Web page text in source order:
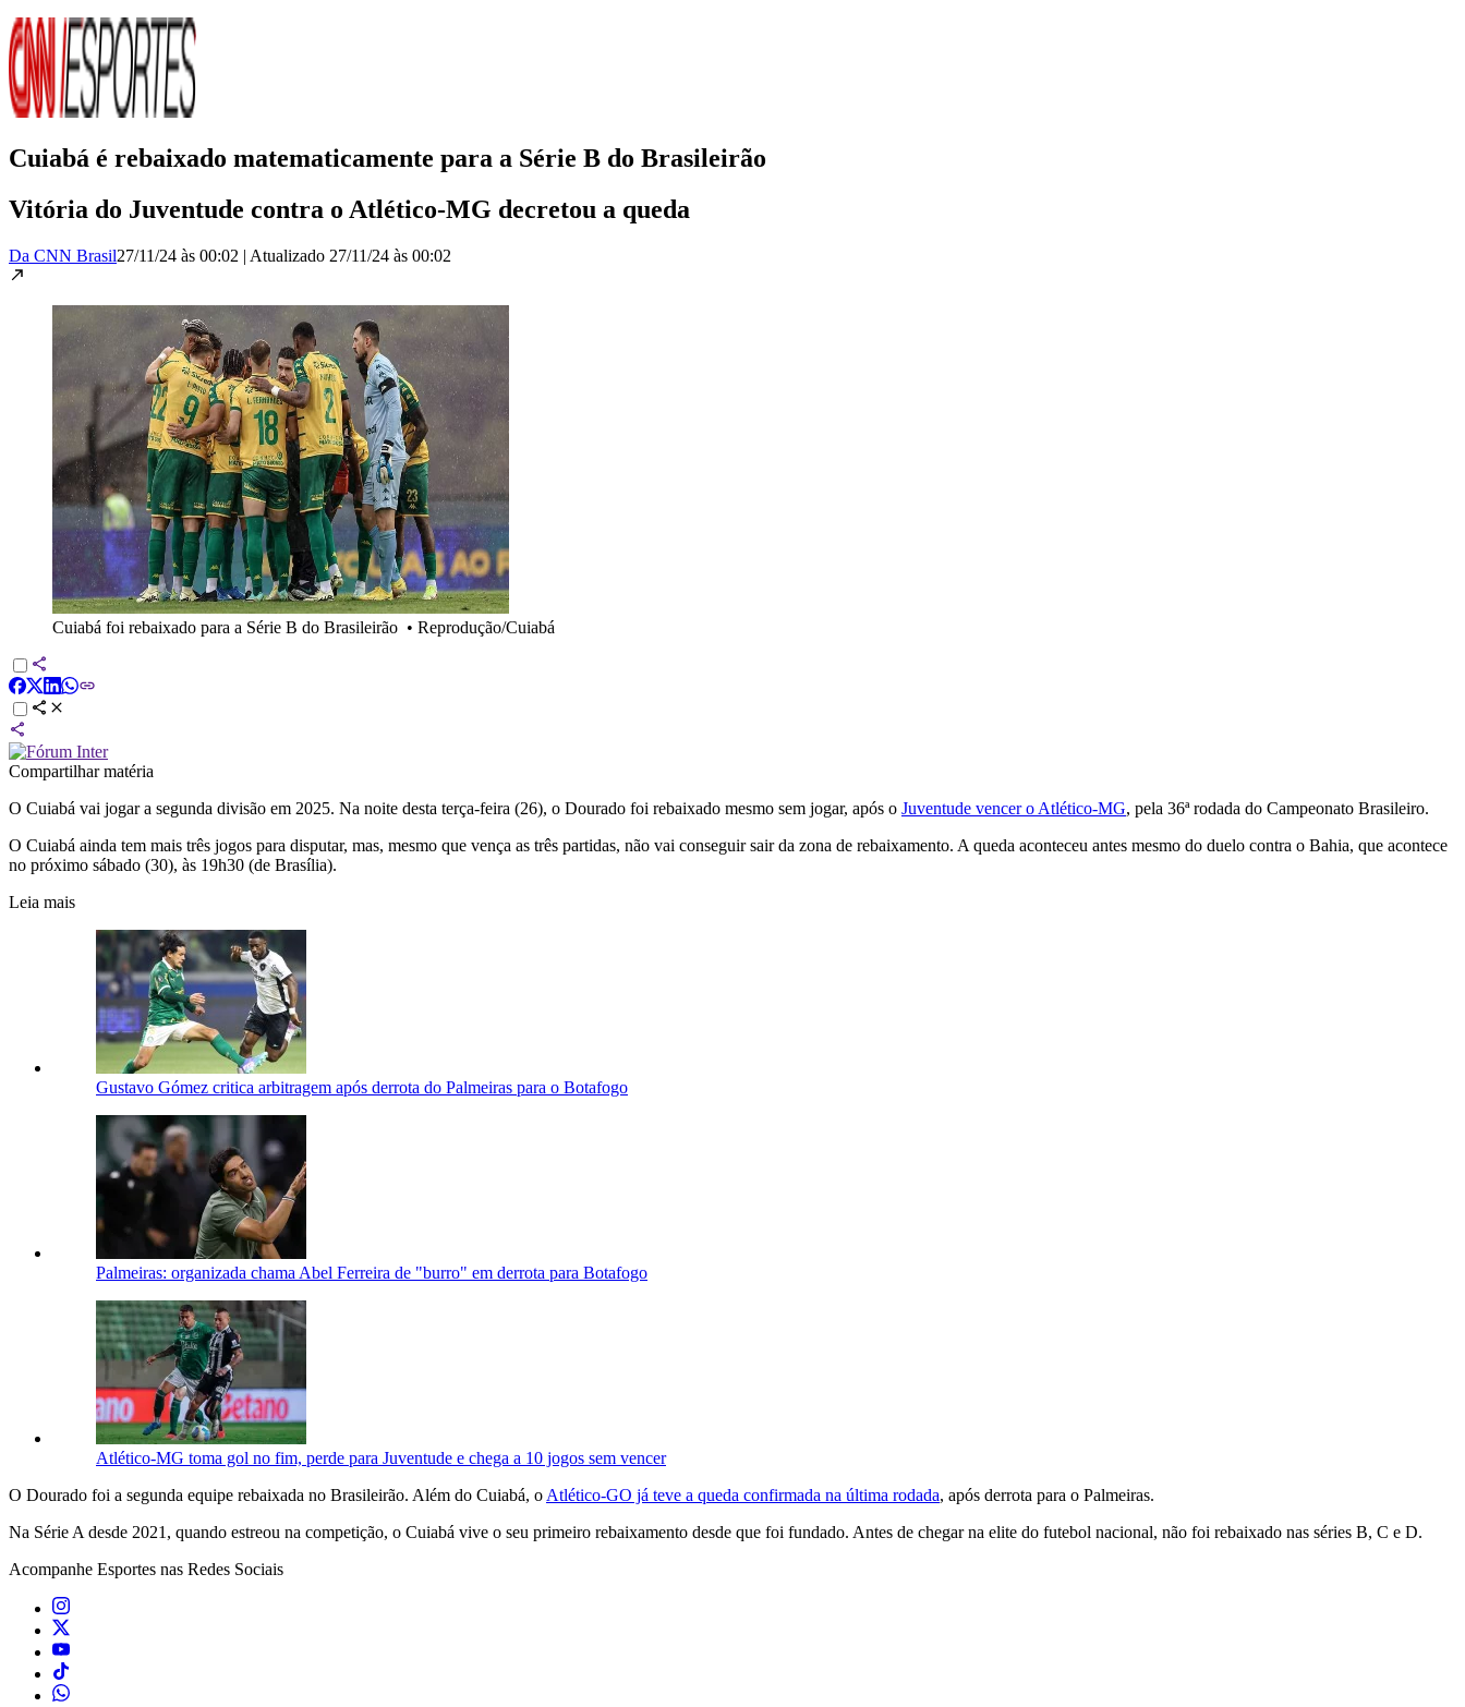
Cuiabá é rebaixado matematicamente para a Série B do Brasileirão
Vitória do Juventude contra o Atlético-MG decretou a queda
Da CNN Brasil27/11/24 às 00:02 | Atualizado 27/11/24 às 00:02
Cuiabá foi rebaixado para a Série B do Brasileirão • Reprodução/Cuiabá
Compartilhar matéria
O Cuiabá vai jogar a segunda divisão em 2025. Na noite desta terça-feira (26), o Dourado foi rebaixado mesmo sem jogar, após o Juventude vencer o Atlético-MG, pela 36ª rodada do Campeonato Brasileiro.
O Cuiabá ainda tem mais três jogos para disputar, mas, mesmo que vença as três partidas, não vai conseguir sair da zona de rebaixamento. A queda aconteceu antes mesmo do duelo contra o Bahia, que acontece
no próximo sábado (30), às 19h30 (de Brasília).
Leia mais
Gustavo Gómez critica arbitragem após derrota do Palmeiras para o Botafogo
Palmeiras: organizada chama Abel Ferreira de "burro" em derrota para Botafogo
Atlético-MG toma gol no fim, perde para Juventude e chega a 10 jogos sem vencer
O Dourado foi a segunda equipe rebaixada no Brasileirão. Além do Cuiabá, o Atlético-GO já teve a queda confirmada na última rodada, após derrota para o Palmeiras.
Na Série A desde 2021, quando estreou na competição, o Cuiabá vive o seu primeiro rebaixamento desde que foi fundado. Antes de chegar na elite do futebol nacional, não foi rebaixado nas séries B, C e D.
Acompanhe Esportes nas Redes Sociais